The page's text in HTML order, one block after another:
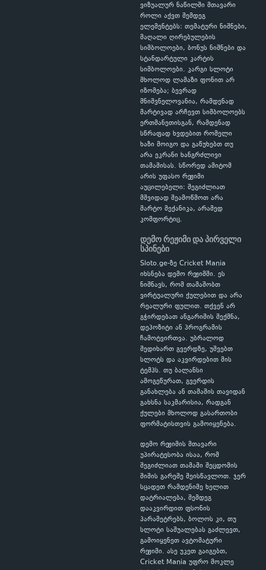
ვიზუალურ ნაწილში მთავარი
როლი აქვთ შემდეგ
ელემენტებს: თემატური ნიშნები,
მაღალი ღირებულების
სიმბოლოები, ბონუს ნიშნები და
სტანდარტული კარტის
სიმბოლოები. კარგი სლოტი
მხოლოდ ლამაზი ფონით არ
იზომება; ბევრად
მნიშვნელოვანია, რამდენად
მარტივად არჩევთ სიმბოლოებს
ერთმანეთისგან, რამდენად
სწრაფად ხვდებით რომელი
ხაზი მოიგო და გაწუხებთ თუ
არა ეკრანი ხანგრძლივი
თამაშისას. სწორედ ამიტომ
არის უფასო რეჟიმი
აუცილებელი: შეგიძლიათ
მშვიდად შეამოწმოთ არა
მარტო მექანიკა, არამედ
კომფორტიც.
დემო რეჟიმი და პირველი
სპინები
Sloto.ge-ზე Cricket Mania
იხსნება დემო რეჟიმში. ეს
ნიშნავს, რომ თამაშობთ
ვირტუალური ქულებით და არა
რეალური ფულით. თქვენ არ
გჭირდებათ ანგარიშის შექმნა,
დეპოზიტი ან პროგრამის
ჩამოტვირთვა. უბრალოდ
შედიხართ გვერდზე, უშვებთ
სლოტს და აკვირდებით მის
ტემპს. თუ ბალანსი
ამოგეწურათ, გვერდის
განახლება ან თამაშის თავიდან
გახსნა საკმარისია, რადგან
ქულები მხოლოდ გასართობი
ფორმატისთვის გამოიყენება.
დემო რეჟიმის მთავარი
უპირატესობა ისაა, რომ
შეგიძლიათ თამაში შეცდომის
შიშის გარეშე შეისწავლოთ. ჯერ
სცადეთ რამდენიმე ხელით
დატრიალება, შემდეგ
დააკვირდით ფსონის
პარამეტრებს, ბოლოს კი, თუ
სლოტი საშუალებას გაძლევთ,
გამოიყენეთ ავტომატური
რეჟიმი. ასე უკეთ გაიგებთ,
Cricket Mania უფრო მოკლე